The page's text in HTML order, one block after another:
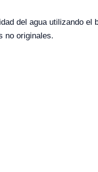
del agua utilizando el
no originales.